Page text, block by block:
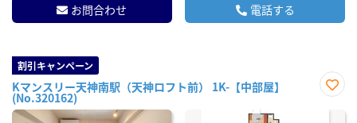
お問合わせ 電話する
割引キャンペーン
Kマンスリー天神南駅（天神ロフト前） 1K-【中部屋】
(No.320162)
に入